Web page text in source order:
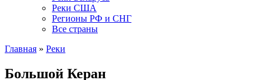
Реки США
Регионы РФ и СНГ
Все страны
Главная » Реки
Большой Керан